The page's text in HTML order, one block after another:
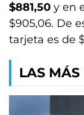
$881,50 y en
$905,06. De
tarjeta es de
LAS MÁS